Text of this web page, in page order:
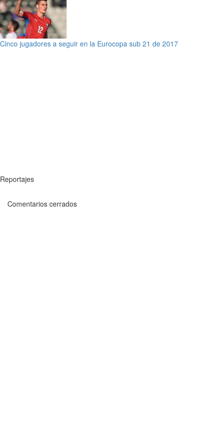
Cinco jugadores a seguir en la Eurocopa sub 21 de 2017
Reportajes
Comentarios cerrados